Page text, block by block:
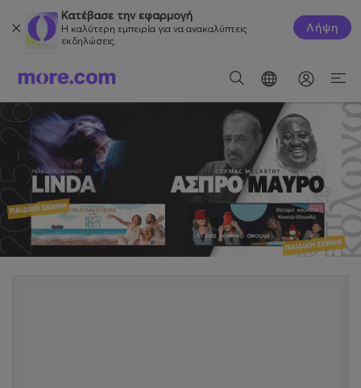
Κατέβασε την εφαρμογή
Η καλύτερη εμπειρία για να ανακαλύπτεις
εκδηλώσεις.
Λήψη